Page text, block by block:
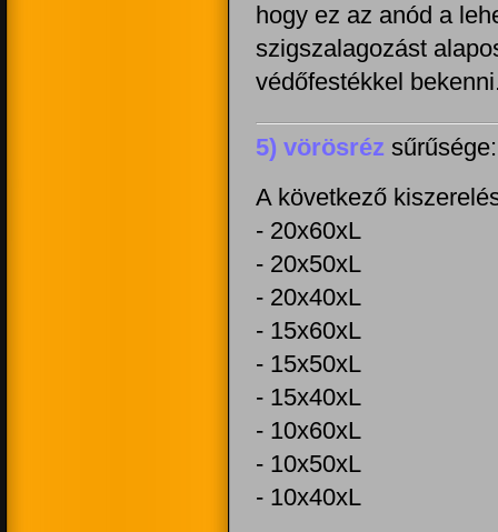
hogy ez az anód a
szigszalagozást
védőfestékkel
5) vörösréz
A következő
- 20x60xL
- 20x50xL
- 20x40xL
- 15x60xL
- 15x50xL
- 15x40xL
- 10x60xL
- 10x50xL
- 10x40xL